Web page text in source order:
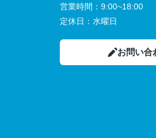
営業時間： 9:00~18:00
定休日： 水曜日
お問い合